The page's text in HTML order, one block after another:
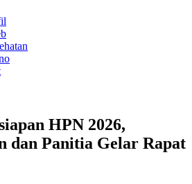
HPN 2026,
dan Panitia Gelar Rapat